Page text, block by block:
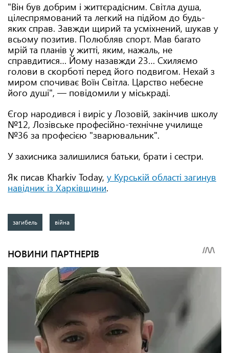
"Він був добрим і життєрадісним. Світла душа,
цілеспрямований та легкий на підйом до будь-
яких справ. Завжди щирий та усміхнений, шукав у
всьому позитив. Полюбляв спорт. Мав багато
мрій та планів у житті, яким, нажаль, не
справдитися… Йому назавжди 23… Схиляємо
голови в скорботі перед його подвигом. Нехай з
миром спочиває Воїн Світла. Царство небесне
його душі", — повідомили у міськраді.
Єгор народився і виріс у Лозовій, закінчив школу
№12, Лозівське професійно-технічне училище
№36 за професією "зварювальник".
У захисника залишилися батьки, брати і сестри.
Як писав Kharkiv Today, у Курській області загинув
навідник із Харківщини.
загибель війна